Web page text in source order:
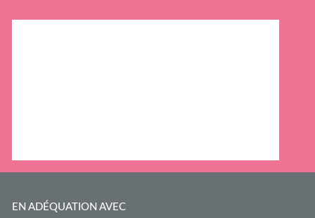
EN ADÉQUATION AVEC